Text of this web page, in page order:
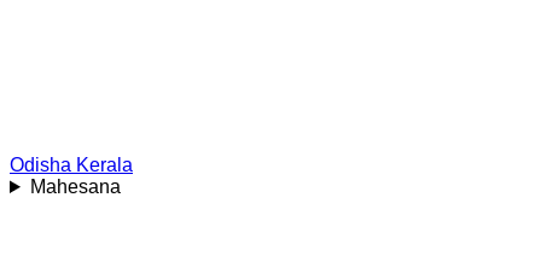
Odisha Kerala
Mahesana